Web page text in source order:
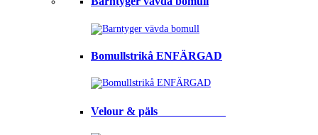
Bomullstrikå ENFÄRGAD
Velour & päls⠀⠀⠀⠀⠀⠀⠀⠀